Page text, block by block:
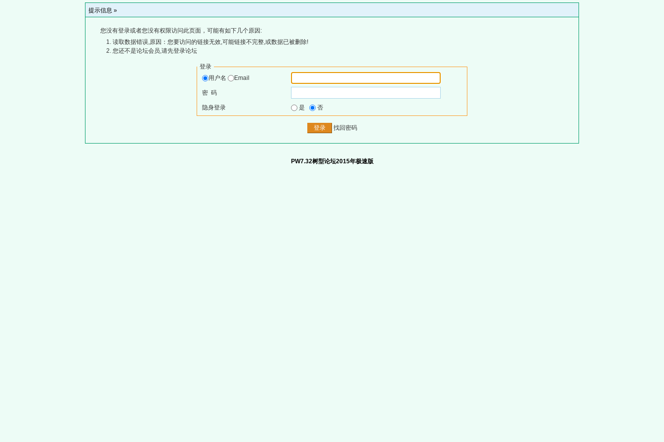
提示信息 »
您没有登录或者您没有权限访问此页面，可能有如下几个原因:
读取数据错误,原因：您要访问的链接无效,可能链接不完整,或数据已被删除!
您还不是论坛会员,请先登录论坛
登录
用户名
Email
密 码
隐身登录 是 否
找回密码
PW7.32树型论坛2015年极速版